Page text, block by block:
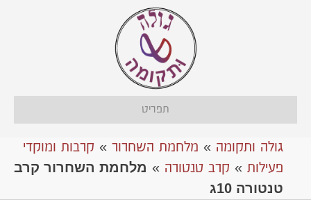
תפריט
גולה ותקומה » מלחמת השחרור » קרבות ומוקדי
פעילות » קרב טנטורה » מלחמת השחרור קרב
טנטורה 10ג